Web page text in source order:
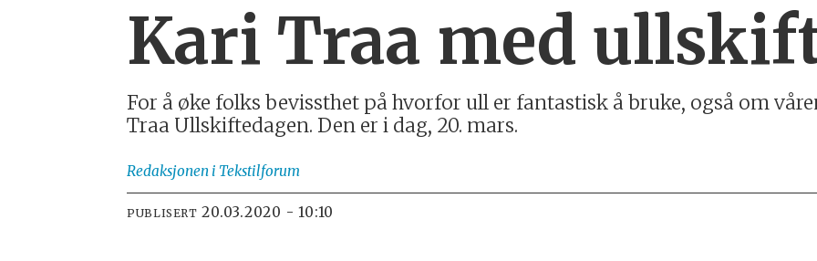
Kari Traa med
For å øke folks bevissthet på hvorfor ull er fantastisk å bruke, også om
Traa Ullskiftedagen. Den er i dag, 20. mars.
Redaksjonen i Tekstilforum
PUBLISERT 20.03.2020 - 10:10